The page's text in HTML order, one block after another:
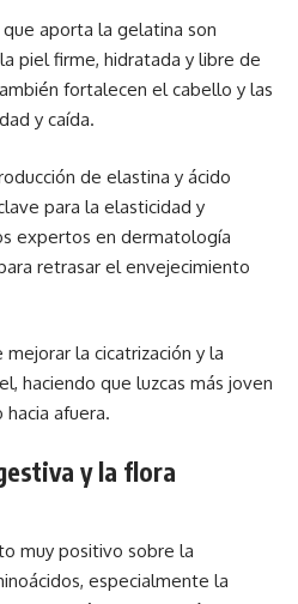
aporta la gelatina son
piel firme, hidratada y libre de
fortalecen el cabello y las
y caída.
de elastina y ácido
para la elasticidad y
expertos en dermatología
retrasar el envejecimiento
la cicatrización y la
haciendo que luzcas más joven
afuera.
y la flora
muy positivo sobre la
especialmente la